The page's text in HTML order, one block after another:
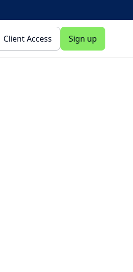
Client Access Sign up